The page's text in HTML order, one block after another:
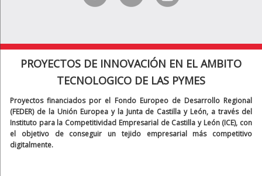
PROYECTOS DE INNOVACIÓN EN EL AMBITO
TECNOLOGICO DE LAS PYMES
Proyectos financiados por el Fondo Europeo de Desarrollo Regional
(FEDER) de la Unión Europea y la Junta de Castilla y León, a través del
Instituto para la Competitividad Empresarial de Castilla y León (ICE), con
el objetivo de conseguir un tejido empresarial más competitivo
digitalmente.